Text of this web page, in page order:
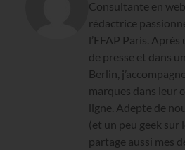
Consultante en
rédactrice
l’EFAP Paris.
de presse et dans
Berlin,
marques dans leur
ligne. Adepte de
(et un peu geek sur
partage aussi mes